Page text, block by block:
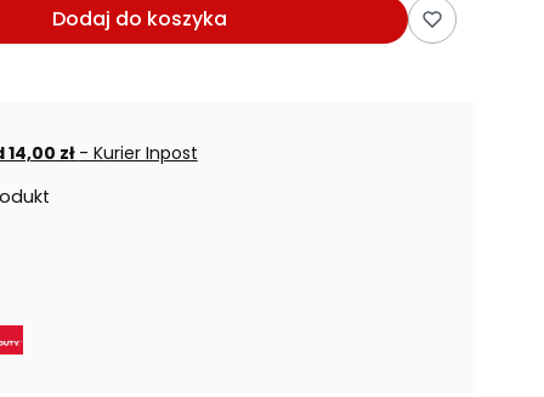
Dodaj do koszyka
14,00 zł- Kurier Inpost